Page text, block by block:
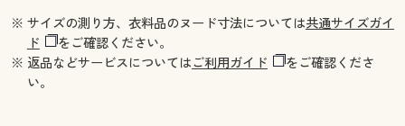
※ サイズの測り方、衣料品のヌード寸法については共通サイズガイ
ド
をご確認ください。
※ 返品などサービスについてはご利用ガイド
をご確認くださ
い。